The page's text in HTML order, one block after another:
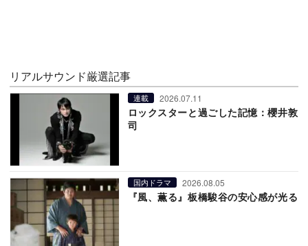
リアルサウンド厳選記事
連載 2026.07.11
ロックスターと過ごした記憶：櫻井敦
司
国内ドラマ 2026.08.05
『風、薫る』板橋駿谷の安心感が光る